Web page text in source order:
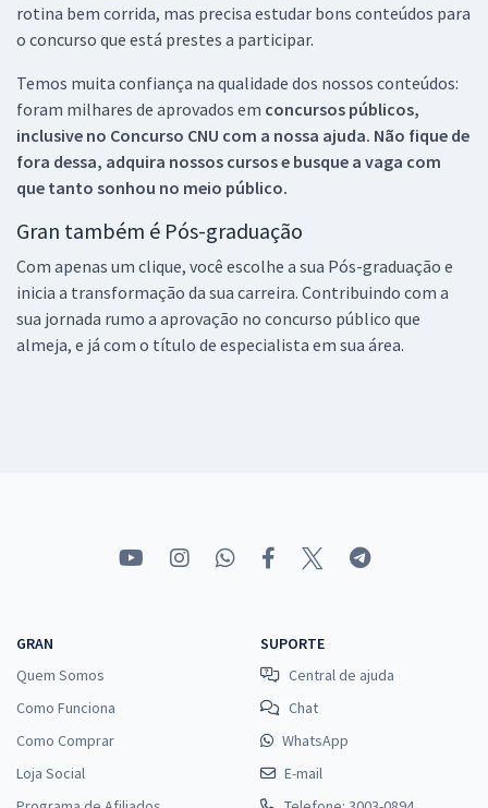
rotina bem corrida, mas precisa estudar bons conteúdos para
o concurso que está prestes a participar.
Temos muita confiança na qualidade dos nossos conteúdos:
foram milhares de aprovados em concursos públicos,
inclusive no Concurso CNU com a nossa ajuda. Não fique de
fora dessa, adquira nossos cursos e busque a vaga com
que tanto sonhou no meio público.
Gran também é Pós-graduação
Com apenas um clique, você escolhe a sua Pós-graduação e
inicia a transformação da sua carreira. Contribuindo com a
sua jornada rumo a aprovação no concurso público que
almeja, e já com o título de especialista em sua área.
GRAN
Quem Somos
Como Funciona
Como Comprar
Loja Social
SUPORTE
Central de ajuda
Chat
WhatsApp
E-mail